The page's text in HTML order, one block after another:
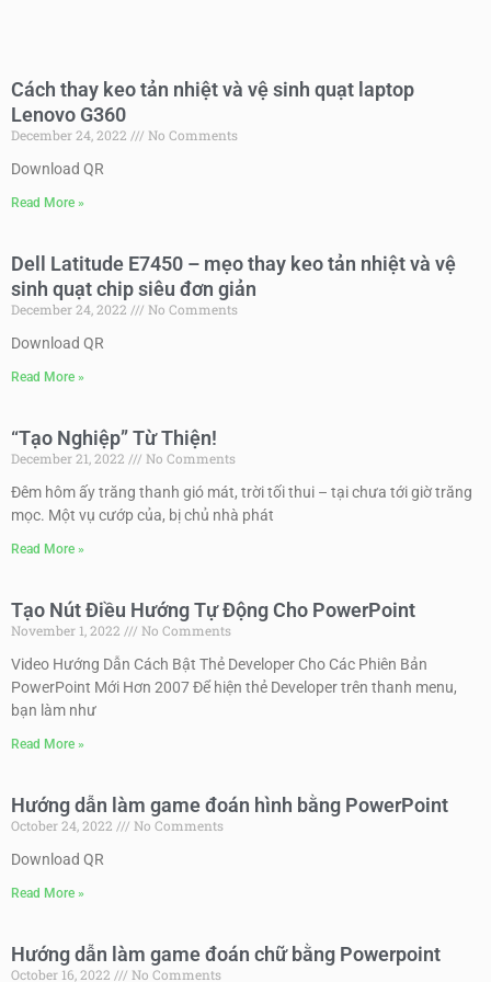
Cách thay keo tản nhiệt và vệ sinh quạt laptop
Lenovo G360
December 24, 2022
No Comments
Download QR
Read More »
Dell Latitude E7450 – mẹo thay keo tản nhiệt và vệ
sinh quạt chip siêu đơn giản
December 24, 2022
No Comments
Download QR
Read More »
“Tạo Nghiệp” Từ Thiện!
December 21, 2022
No Comments
Đêm hôm ấy trăng thanh gió mát, trời tối thui – tại chưa tới giờ trăng
mọc. Một vụ cướp của, bị chủ nhà phát
Read More »
Tạo Nút Điều Hướng Tự Động Cho PowerPoint
November 1, 2022
No Comments
Video Hướng Dẫn Cách Bật Thẻ Developer Cho Các Phiên Bản
PowerPoint Mới Hơn 2007 Để hiện thẻ Developer trên thanh menu,
bạn làm như
Read More »
Hướng dẫn làm game đoán hình bằng PowerPoint
October 24, 2022
No Comments
Download QR
Read More »
Hướng dẫn làm game đoán chữ bằng Powerpoint
October 16, 2022 No Comments